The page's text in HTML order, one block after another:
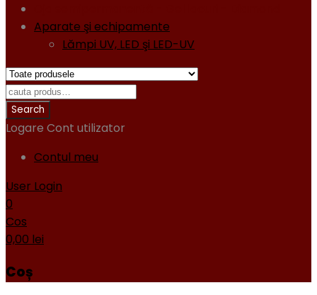
Aparate şi echipamente
Lămpi UV, LED şi LED-UV
Logare Cont utilizator
Contul meu
User Login
0
Cos
0,00 lei
Coș